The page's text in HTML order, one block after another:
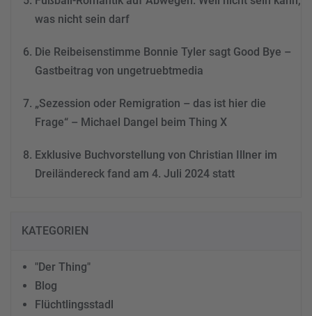
was nicht sein darf
Die Reibeisenstimme Bonnie Tyler sagt Good Bye –
Gastbeitrag von ungetruebtmedia
„Sezession oder Remigration – das ist hier die
Frage“ – Michael Dangel beim Thing X
Exklusive Buchvorstellung von Christian Illner im
Dreiländereck fand am 4. Juli 2024 statt
KATEGORIEN
"Der Thing"
Blog
Flüchtlingsstadl